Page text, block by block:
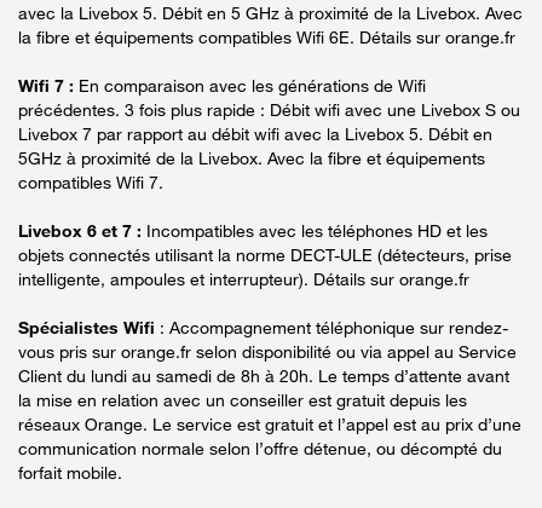
avec la Livebox 5. Débit en 5 GHz à proximité de la Livebox. Avec
la fibre et équipements compatibles Wifi 6E. Détails sur orange.fr
Wifi 7 : En comparaison avec les générations de Wifi
précédentes. 3 fois plus rapide : Débit wifi avec une Livebox S ou
Livebox 7 par rapport au débit wifi avec la Livebox 5. Débit en
5GHz à proximité de la Livebox. Avec la fibre et équipements
compatibles Wifi 7.
Livebox 6 et 7 : Incompatibles avec les téléphones HD et les
objets connectés utilisant la norme DECT-ULE (détecteurs, prise
intelligente, ampoules et interrupteur). Détails sur orange.fr
Spécialistes Wifi : Accompagnement téléphonique sur rendez-
vous pris sur orange.fr selon disponibilité ou via appel au Service
Client du lundi au samedi de 8h à 20h. Le temps d’attente avant
la mise en relation avec un conseiller est gratuit depuis les
réseaux Orange. Le service est gratuit et l’appel est au prix d’une
communication normale selon l’offre détenue, ou décompté du
forfait mobile.